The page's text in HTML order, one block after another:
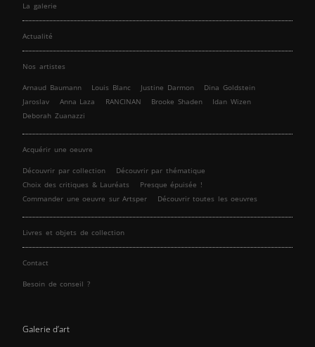
La galerie
Actualité
Nos artistes
Arnaud Baumann Louis Blanc Justine Darmon
Dina Goldstein
Jaroslav
Anna Laza RANCINAN Brooke Shaden
Idan Wizen
Deborah Zuanazzi
Acquérir une oeuvre
Découvrir par collection
Découvrir par thématique
Choix des critiques & Lauréats
Presque épuisée !
Commander une oeuvre sur Artsper
Découvrir toutes les oeuvres
Livres et objets de collection
Contact
Besoin de conseil ?
Galerie d’art